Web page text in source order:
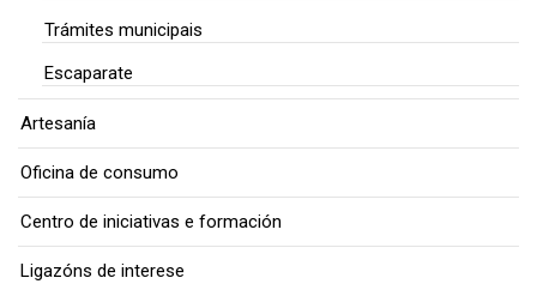
Trámites municipais
Escaparate
Artesanía
Oficina de consumo
Centro de iniciativas e formación
Ligazóns de interese